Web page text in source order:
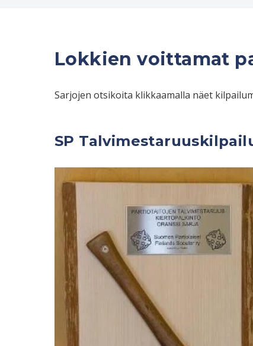
Lokkien voittamat
Sarjojen otsikoita klikkaamalla näet
SP